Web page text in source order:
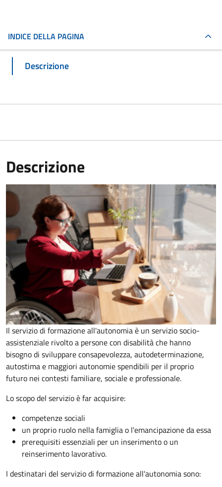
INDICE DELLA PAGINA
Descrizione
Descrizione
Il servizio di formazione all'autonomia è un servizio socio-
assistenziale rivolto a persone con disabilità che hanno
bisogno di sviluppare consapevolezza, autodeterminazione,
autostima e maggiori autonomie spendibili per il proprio
futuro nei contesti familiare, sociale e professionale.
Lo scopo del servizio è far acquisire:
competenze sociali
un proprio ruolo nella famiglia o l'emancipazione da essa
prerequisiti essenziali per un inserimento o un
reinserimento lavorativo.
I destinatari del servizio di formazione all'autonomia sono: